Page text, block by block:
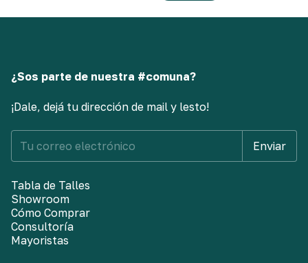
¿Sos parte de nuestra #comuna?
¡Dale, dejá tu dirección de mail y lesto!
Tabla de Talles
Showroom
Cómo Comprar
Consultoría
Mayoristas